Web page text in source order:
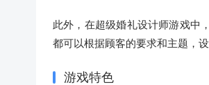
此外，在超级婚礼设计师游戏中
都可以根据顾客的要求和主题，
游戏特色